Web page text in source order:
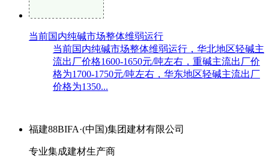
当前国内纯碱市场整体维弱运行
当前国内纯碱市场整体维弱运行，华北地区轻碱主
流出厂价格1600-1650元/吨左右，重碱主流出厂价
格为1700-1750元/吨左右，华东地区轻碱主流出厂
价格为1350...
福建88BIFA·(中国)集团建材有限公司
专业集成建材生产商